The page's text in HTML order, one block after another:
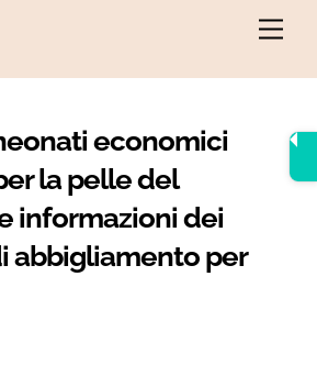
economici
la pelle del
informazioni dei
abbigliamento per